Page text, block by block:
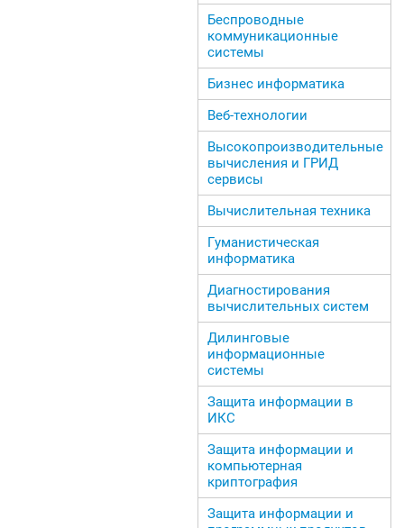
Беспроводные
коммуникационные
системы
Бизнес информатика
Веб-технологии
Высокопроизводительные
вычисления и ГРИД
сервисы
Вычислительная техника
Гуманистическая
информатика
Диагностирования
вычислительных систем
Дилинговые
информационные
системы
Защита информации в
ИКС
Защита информации и
компьютерная
криптография
Защита информации и